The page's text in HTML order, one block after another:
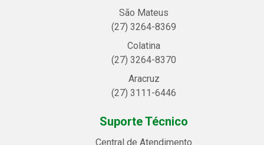
São Mateus
(27) 3264-8369
Colatina
(27) 3264-8370
Aracruz
(27) 3111-6446
Suporte Técnico
Central de Atendimento